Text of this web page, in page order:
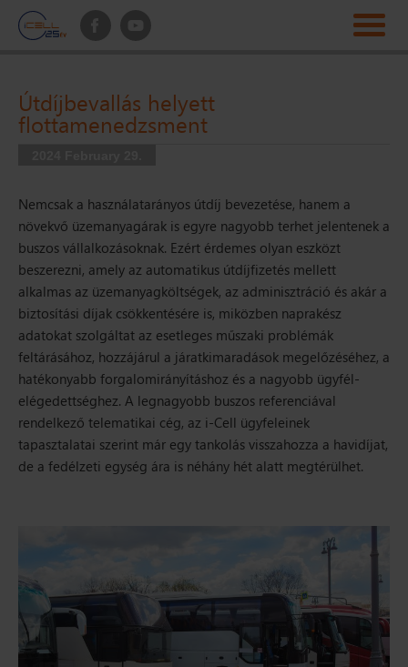
Útdíjbevallás helyett
flottamenedzsment
Nemcsak a használatarányos útdíj bevezetése, hanem a
növekvő üzemanyagárak is egyre nagyobb terhet jelentenek a
buszos vállalkozásoknak. Ezért érdemes olyan eszközt
beszerezni, amely az automatikus útdíjfizetés mellett
alkalmas az üzemanyagköltségek, az adminisztráció és akár a
biztosítási díjak csökkentésére is, miközben naprakész
adatokat szolgáltat az esetleges műszaki problémák
feltárásához, hozzájárul a járatkimaradások megelőzéséhez, a
hatékonyabb forgalomirányításhoz és a nagyobb ügyfél-
elégedettséghez. A legnagyobb buszos referenciával
rendelkező telematikai cég, az i-Cell ügyfeleinek
tapasztalatai szerint már egy tankolás visszahozza a havidíjat,
de a fedélzeti egység ára is néhány hét alatt megtérülhet.